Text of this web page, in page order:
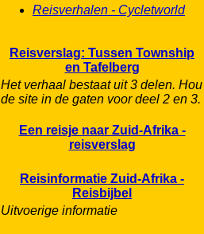
Reisverhalen - Cycletworld
Reisverslag: Tussen Township
en Tafelberg
Het verhaal bestaat uit 3 delen. Hou
de site in de gaten voor deel 2 en 3.
Een reisje naar Zuid-Afrika -
reisverslag
Reisinformatie Zuid-Afrika -
Reisbijbel
Uitvoerige informatie